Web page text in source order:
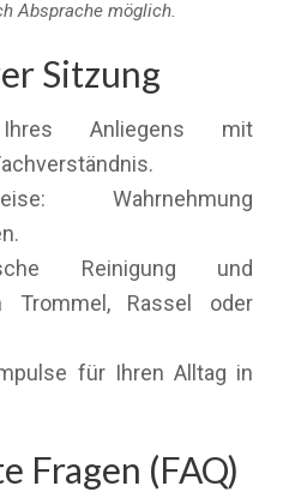
Absprache möglich.
Sitzung
Anliegens mit
Wahrnehmung
Reinigung und
Trommel, Rassel oder
für Ihren Alltag in
Fragen (FAQ)